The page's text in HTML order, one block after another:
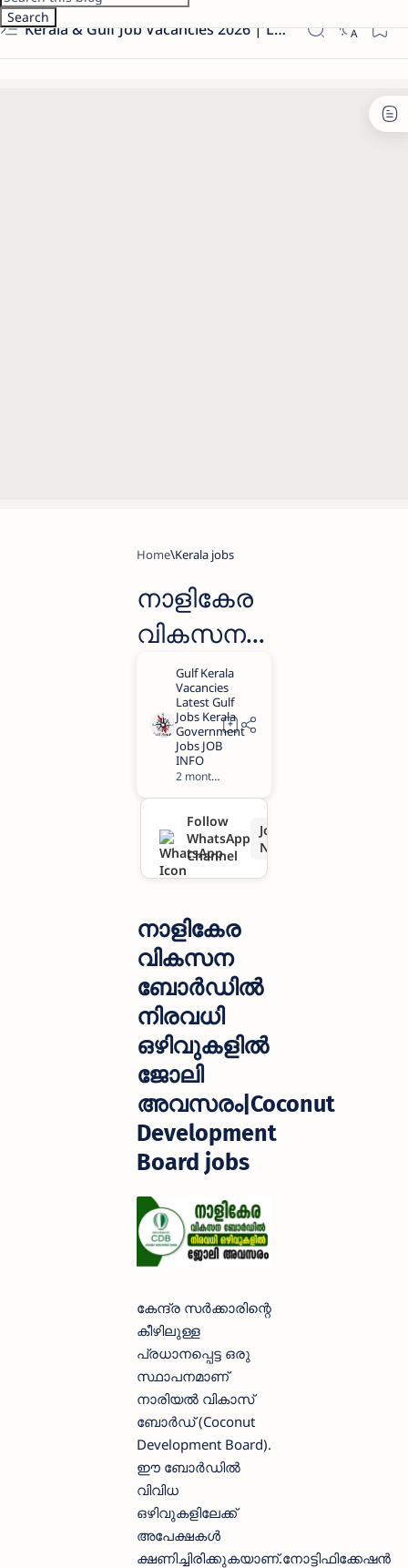
Kerala & Gulf Job Vacancies 2026 | Latest Govt & Private Jobs
Home Kerala jobs
നാളികേര
വികസന
ബോർഡി
ൽ നിരവധി
ഒഴിവുകളി
ൽ ജോലി
അവസരം|
Coconut
Developme
nt Board
jobs
2 months ago
Follow
WhatsApp
Channel
Join
Now
നാളികേര
വികസന
ബോർഡിൽ
നിരവധി
ഒഴിവുകളിൽ
ജോലി
അവസരം|Coconut
Development
Board jobs
കേന്ദ്ര സർക്കാരിന്റെ
കീഴിലുള്ള
പ്രധാനപ്പെട്ട ഒരു
സ്ഥാപനമാണ്
നാരിയൽ വികാസ്
ബോർഡ് (Coconut
Development Board).
ഈ ബോർഡിൽ
വിവിധ
ഒഴിവുകളിലേക്ക്
അപേക്ഷകൾ
ക്ഷണിച്ചിരിക്കുകയാണ്.നോട്ടിഫിക്കേഷൻ